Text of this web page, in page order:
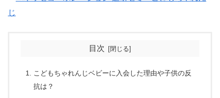
目次
こどもちゃれんじベビーに入会した理由や子供の反
抗は？